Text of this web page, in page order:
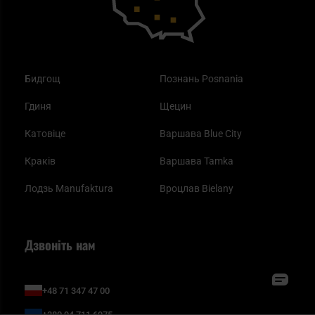
Бидгощ
Гдиня
Катовіце
Краків
Лодзь Manufaktura
Познань Posnania
Щецин
Варшава Blue City
Варшава Tamka
Вроцлав Bielany
Дзвоніть нам
+48 71 347 47 00